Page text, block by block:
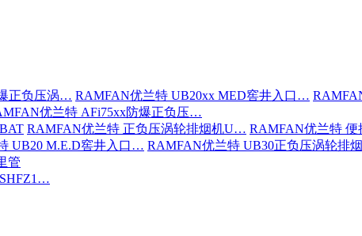
正负压涡… RAMFAN优兰特 UB20xx MED窖井入口…
优兰特 AFi75xx防爆正负压…
RAMFAN优兰特 正负压涡轮排烟机U… RAMFAN优兰特
UB20 M.E.D窖井入口… RAMFAN优兰特 UB30正负压涡轮排
管